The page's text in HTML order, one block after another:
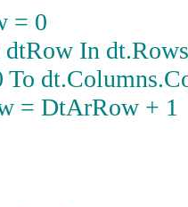
= 0
dtRow In dt.Rows
= DtArRow + 1